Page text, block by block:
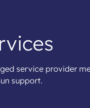
service provider
support.